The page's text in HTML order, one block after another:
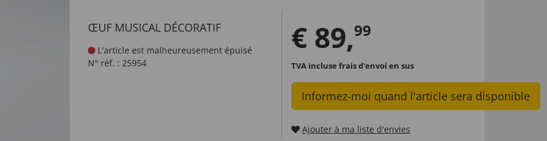
ŒUF MUSICAL DÉCORATIF
L'article est malheureusement épuisé
N° réf. : 25954
€ 89,99
TVA incluse frais d'envoi en sus
Informez-moi quand l'article sera disponible
Ajouter à ma liste d'envies